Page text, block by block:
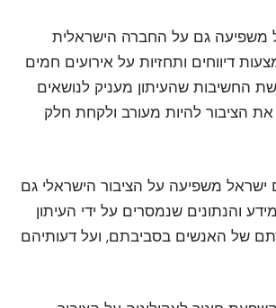
משפיעה גם על החברה הישראלית
דיווחים ותחזיות על אירועים חמים
החשיבות שהעיתון מעניק לנושאים
הציבור להיות מעורב ולקחת חלק
משפיעה על הציבור הישראלי גם
והנתונים שנמסרים על ידי העיתון
של האנשים בסביבתם, ועל דעותיהם